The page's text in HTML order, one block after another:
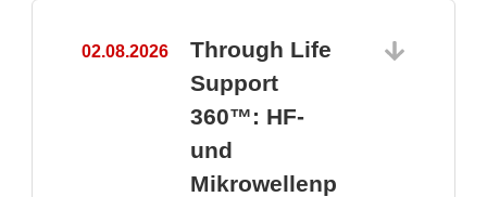
02.08.2026
Through Life
Support
360™: HF-
und
Mikrowellenp